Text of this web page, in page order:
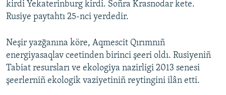
kirdi Yekaterinburg kirdi. Soñra Krasnodar kete.
Rusiye paytahtı 25-nci yerdedir.
Neşir yazğanına köre, Aqmescit Qırımnıñ
energiyasaqlav ceetinden birinci şeeri oldı. Rusiyeniñ
Tabiat resursları ve ekologiya nazirligi 2013 senesi
şeerlerniñ ekologik vaziyetiniñ reytingini ilân etti.